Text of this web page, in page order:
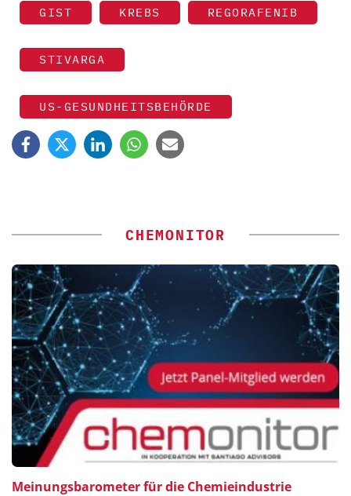
GIST KREBS REGORAFENIB
STIVARGA
US-GESUNDHEITSBEHÖRDE
CHEMONITOR
Meinungsbarometer für die Chemieindustrie